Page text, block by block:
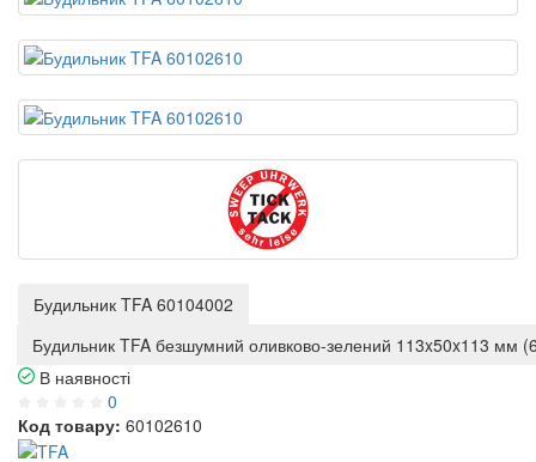
Будильник TFA 60104002
Будильник TFA безшумний оливково-зелений 113x50x113 мм
В наявності
0
Код товару: 60102610